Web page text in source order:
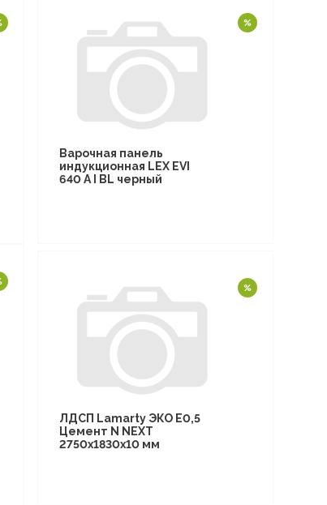
Варочная панель
индукционная LEX EVI
640 A I BL черный
ЛДСП Lamarty ЭКО E0,5
Цемент N NEXT
2750х1830х10 мм